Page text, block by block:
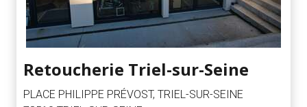
Retoucherie Triel-sur-Seine
PLACE PHILIPPE PRÉVOST, TRIEL-SUR-SEINE